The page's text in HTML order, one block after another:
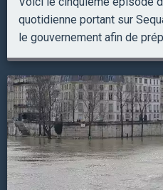
quotidienne portant sur
le gouvernement afin de